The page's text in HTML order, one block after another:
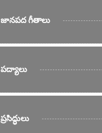
జానపద గీతాలు
పద్యాలు
ప్రసిద్ధులు